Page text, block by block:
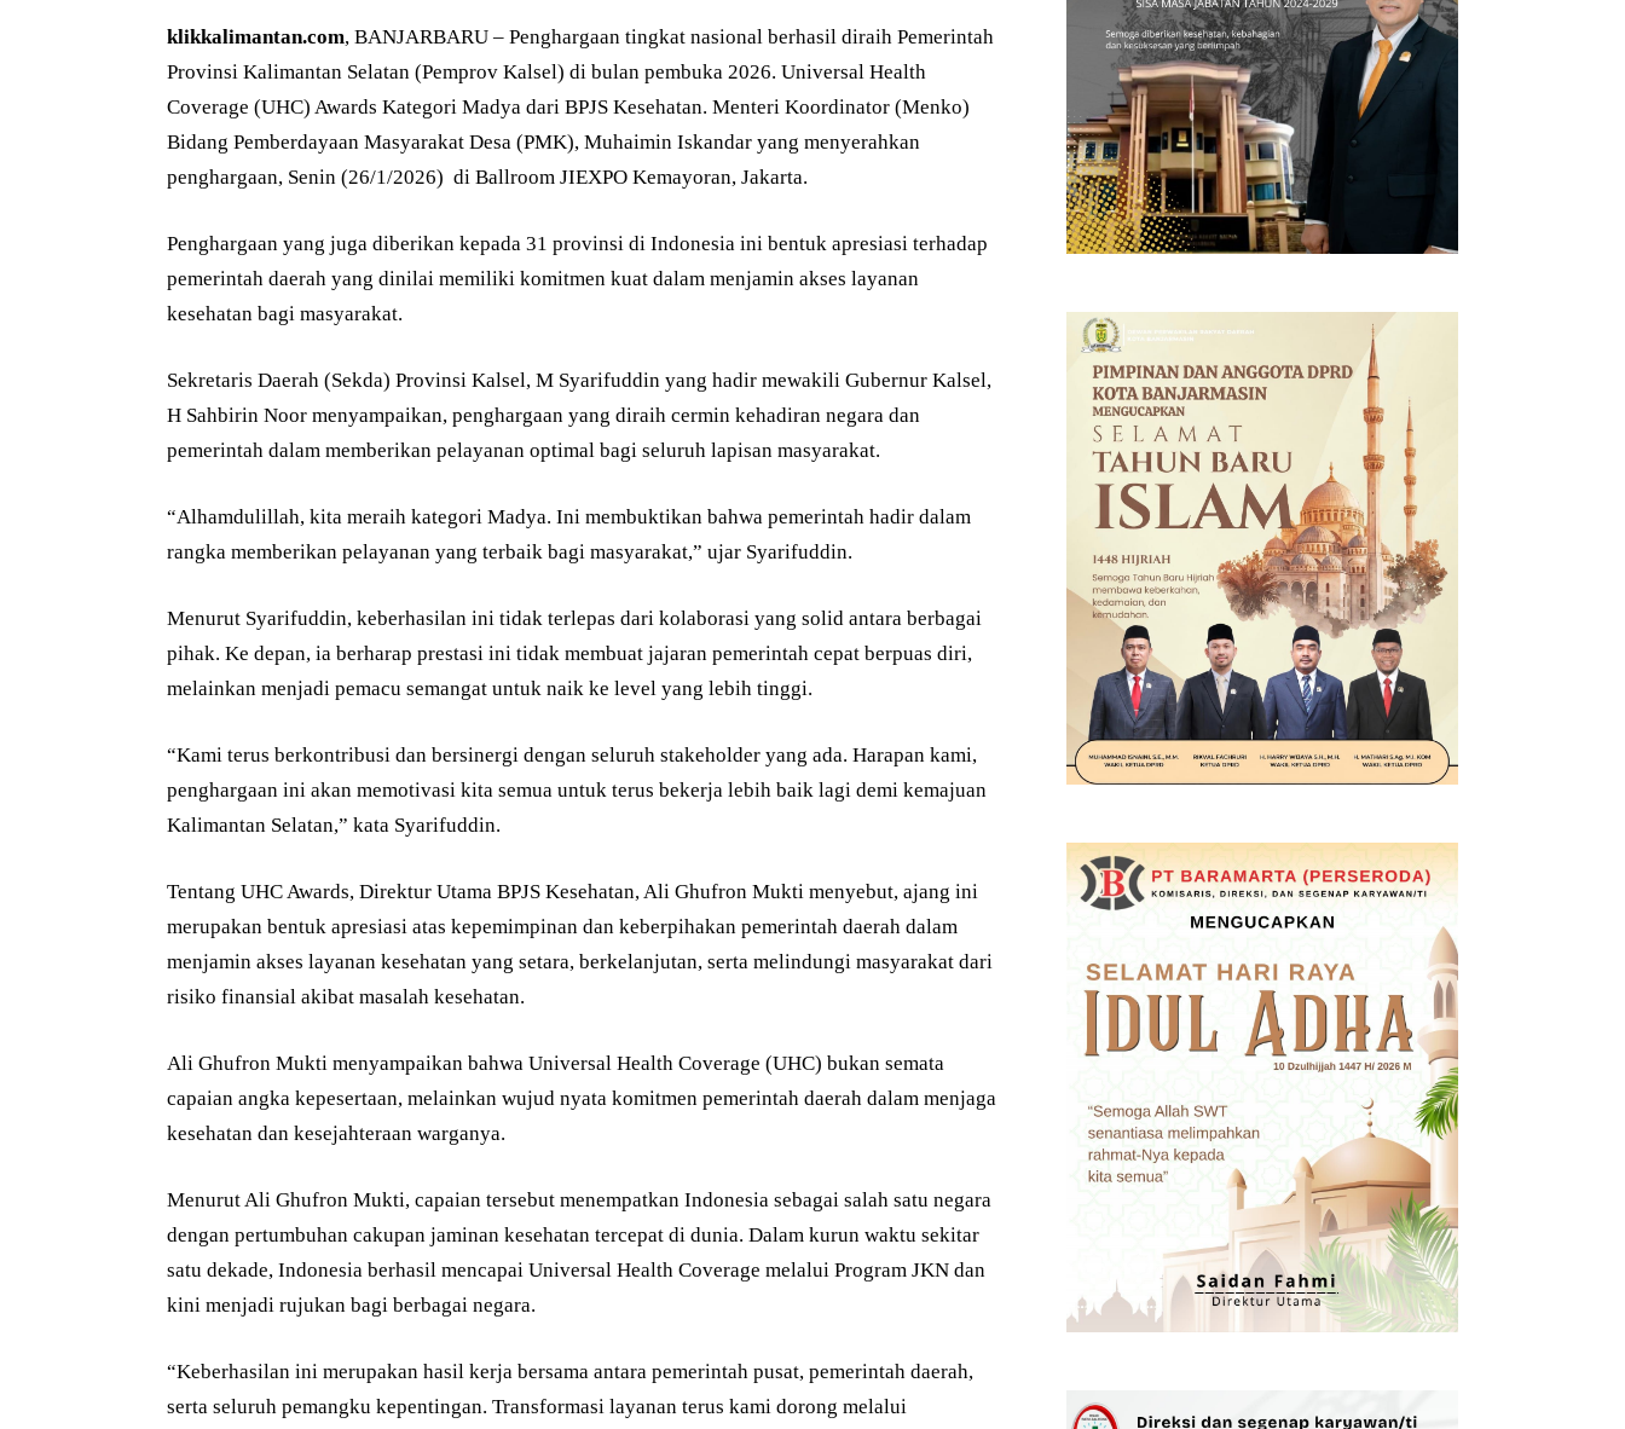
klikkalimantan.com, BANJARBARU – Penghargaan tingkat nasional berhasil diraih Pemerintah
Provinsi Kalimantan Selatan (Pemprov Kalsel) di bulan pembuka 2026. Universal Health
Coverage (UHC) Awards Kategori Madya dari BPJS Kesehatan. Menteri Koordinator (Menko)
Bidang Pemberdayaan Masyarakat Desa (PMK), Muhaimin Iskandar yang menyerahkan
penghargaan, Senin (26/1/2026) di Ballroom JIEXPO Kemayoran, Jakarta.
Penghargaan yang juga diberikan kepada 31 provinsi di Indonesia ini bentuk apresiasi terhadap
pemerintah daerah yang dinilai memiliki komitmen kuat dalam menjamin akses layanan
kesehatan bagi masyarakat.
Sekretaris Daerah (Sekda) Provinsi Kalsel, M Syarifuddin yang hadir mewakili Gubernur Kalsel,
H Sahbirin Noor menyampaikan, penghargaan yang diraih cermin kehadiran negara dan
pemerintah dalam memberikan pelayanan optimal bagi seluruh lapisan masyarakat.
“Alhamdulillah, kita meraih kategori Madya. Ini membuktikan bahwa pemerintah hadir dalam
rangka memberikan pelayanan yang terbaik bagi masyarakat,” ujar Syarifuddin.
Menurut Syarifuddin, keberhasilan ini tidak terlepas dari kolaborasi yang solid antara berbagai
pihak. Ke depan, ia berharap prestasi ini tidak membuat jajaran pemerintah cepat berpuas diri,
melainkan menjadi pemacu semangat untuk naik ke level yang lebih tinggi.
“Kami terus berkontribusi dan bersinergi dengan seluruh stakeholder yang ada. Harapan kami,
penghargaan ini akan memotivasi kita semua untuk terus bekerja lebih baik lagi demi kemajuan
Kalimantan Selatan,” kata Syarifuddin.
Tentang UHC Awards, Direktur Utama BPJS Kesehatan, Ali Ghufron Mukti menyebut, ajang ini
merupakan bentuk apresiasi atas kepemimpinan dan keberpihakan pemerintah daerah dalam
menjamin akses layanan kesehatan yang setara, berkelanjutan, serta melindungi masyarakat dari
risiko finansial akibat masalah kesehatan.
Ali Ghufron Mukti menyampaikan bahwa Universal Health Coverage (UHC) bukan semata
capaian angka kepesertaan, melainkan wujud nyata komitmen pemerintah daerah dalam menjaga
kesehatan dan kesejahteraan warganya.
Menurut Ali Ghufron Mukti, capaian tersebut menempatkan Indonesia sebagai salah satu negara
dengan pertumbuhan cakupan jaminan kesehatan tercepat di dunia. Dalam kurun waktu sekitar
satu dekade, Indonesia berhasil mencapai Universal Health Coverage melalui Program JKN dan
kini menjadi rujukan bagi berbagai negara.
“Keberhasilan ini merupakan hasil kerja bersama antara pemerintah pusat, pemerintah daerah,
serta seluruh pemangku kepentingan. Transformasi layanan terus kami dorong melalui